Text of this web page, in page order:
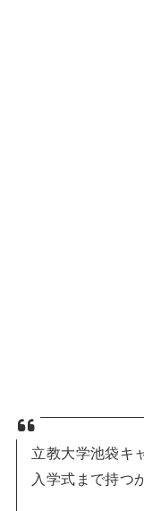
立教大学池袋キ
入学式まで持つ